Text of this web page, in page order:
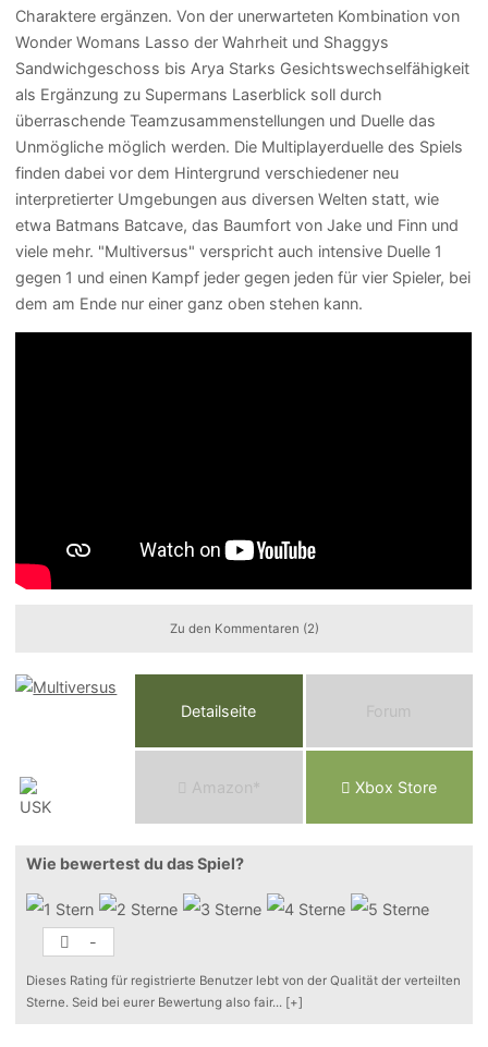
Charaktere ergänzen. Von der unerwarteten Kombination von
Wonder Womans Lasso der Wahrheit und Shaggys
Sandwichgeschoss bis Arya Starks Gesichtswechselfähigkeit
als Ergänzung zu Supermans Laserblick soll durch
überraschende Teamzusammenstellungen und Duelle das
Unmögliche möglich werden. Die Multiplayerduelle des Spiels
finden dabei vor dem Hintergrund verschiedener neu
interpretierter Umgebungen aus diversen Welten statt, wie
etwa Batmans Batcave, das Baumfort von Jake und Finn und
viele mehr. "Multiversus" verspricht auch intensive Duelle 1
gegen 1 und einen Kampf jeder gegen jeden für vier Spieler, bei
dem am Ende nur einer ganz oben stehen kann.
Zu den Kommentaren (2)
Detailseite Forum
Ama o n* Xbox Store
Wie bewertest du das Spiel?
-
Dieses Rating für registrierte Benutzer lebt von der Qualität der verteilten
Sterne. Seid bei eurer Bewertung also fair... [+]